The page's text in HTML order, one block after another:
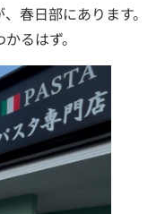
春日部にあります。
るはず。